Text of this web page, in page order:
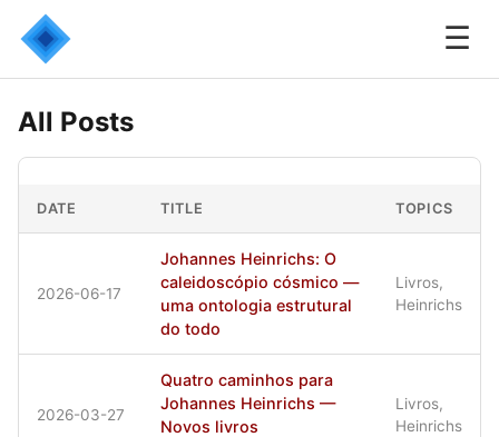
☰
All Posts
DATE TITLE TOPICS
2026-06-17
Johannes Heinrichs: O
caleidoscópio cósmico —
uma ontologia estrutural
do todo
Livros,
Heinrichs
2026-03-27
Quatro caminhos para
Johannes Heinrichs —
Novos livros
Livros,
Heinrichs